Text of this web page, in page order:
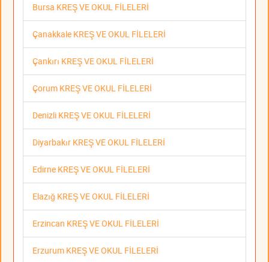
Bursa KREŞ VE OKUL FİLELERİ
Çanakkale KREŞ VE OKUL FİLELERİ
Çankırı KREŞ VE OKUL FİLELERİ
Çorum KREŞ VE OKUL FİLELERİ
Denizli KREŞ VE OKUL FİLELERİ
Diyarbakır KREŞ VE OKUL FİLELERİ
Edirne KREŞ VE OKUL FİLELERİ
Elazığ KREŞ VE OKUL FİLELERİ
Erzincan KREŞ VE OKUL FİLELERİ
Erzurum KREŞ VE OKUL FİLELERİ